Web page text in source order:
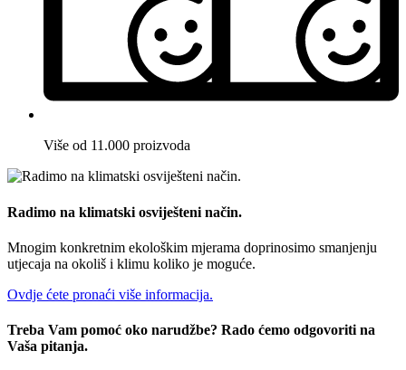
Više od 11.000 proizvoda
Radimo na klimatski osviješteni način.
Mnogim konkretnim ekološkim mjerama doprinosimo smanjenju
utjecaja na okoliš i klimu koliko je moguće.
Ovdje ćete pronaći više informacija.
Treba Vam pomoć oko narudžbe? Rado ćemo odgovoriti na
Vaša pitanja.